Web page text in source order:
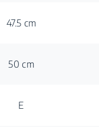
47.5 cm
50 cm
E